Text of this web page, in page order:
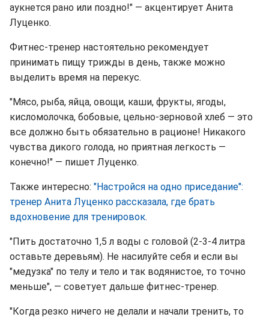
аукнется рано или поздно!" — акцентирует Анита
Луценко.
Фитнес-тренер настоятельно рекомендует
принимать пищу трижды в день, также можно
выделить время на перекус.
"Мясо, рыба, яйца, овощи, каши, фрукты, ягоды,
кисломолочка, бобовые, цельно-зерновой хлеб — это
все должно быть обязательно в рационе! Никакого
чувства дикого голода, но приятная легкость —
конечно!" — пишет Луценко.
Также интересно: "Настройся на одно приседание":
тренер Анита Луценко рассказала, где брать
вдохновение для тренировок.
"Пить достаточно 1,5 л воды с головой (2-3-4 литра
оставьте деревьям). Не насилуйте себя и если вы
"медузка" по телу и тело и так водянистое, то точно
меньше", — советует дальше фитнес-тренер.
"Когда резко ничего не делали и начали тренить, то